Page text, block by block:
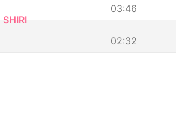
03:46
SHIRI
02:32